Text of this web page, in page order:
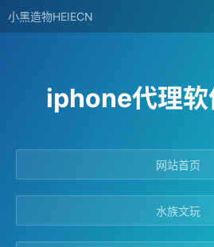
小黑造物HEIECN
iphone代理软
网站首页
水族文玩